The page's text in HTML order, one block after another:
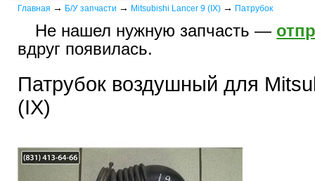
Главная → Б/У запчасти → Mitsubishi Lancer 9 (IX) → Патрубок
Не нашел нужную запчасть —
вдруг появилась.
Патрубок воздушный для
(IX)